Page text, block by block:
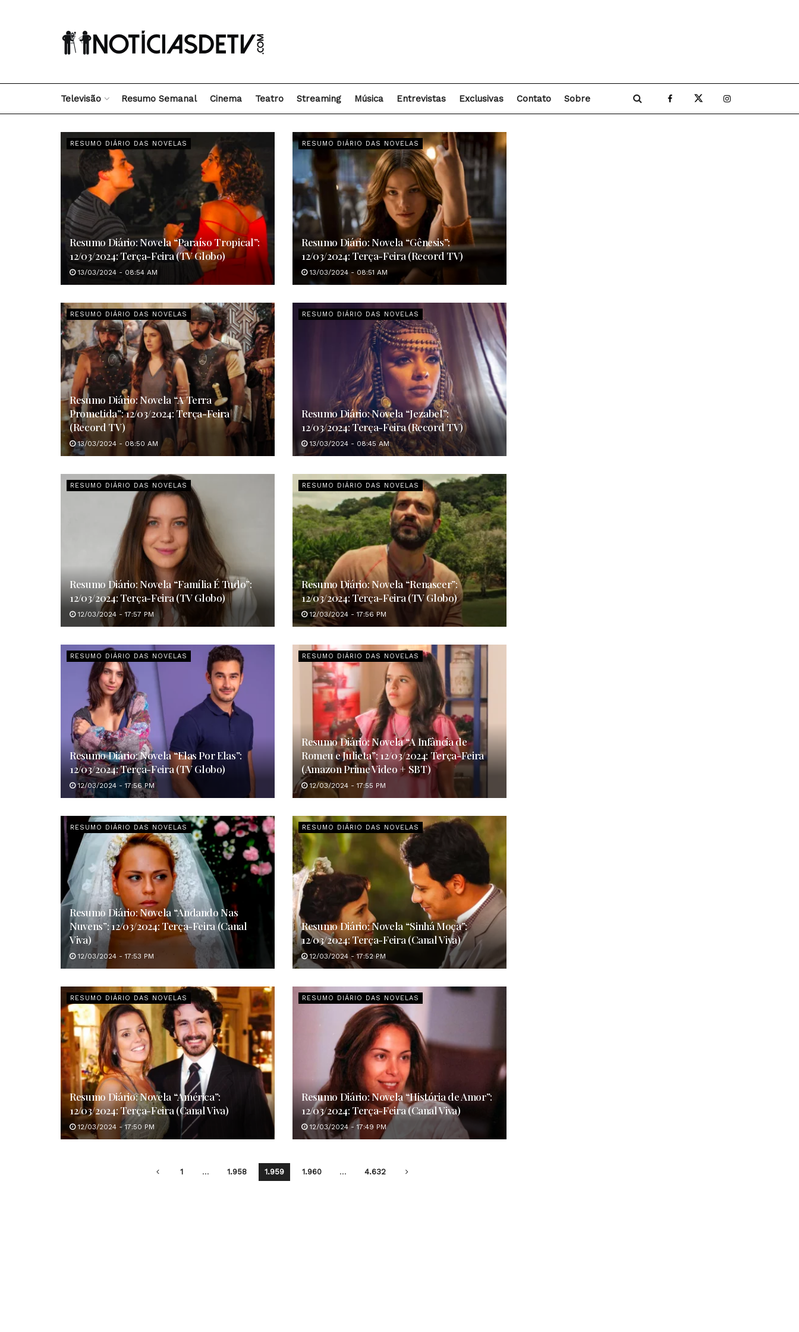
Televisão Resumo Semanal Cinema Teatro Streaming Música Entrevistas Exclusivas Contato Sobre
RESUMO DIÁRIO DAS NOVELAS
Resumo Diário: Novela “Paraíso Tropical”:
12/03/2024: Terça-Feira (TV Globo)
13/03/2024 - 08:54 AM
RESUMO DIÁRIO DAS NOVELAS
Resumo Diário: Novela “Gênesis”:
12/03/2024: Terça-Feira (Record TV)
13/03/2024 - 08:51 AM
RESUMO DIÁRIO DAS NOVELAS
Resumo Diário: Novela “A Terra
Prometida”: 12/03/2024: Terça-Feira
(Record TV)
13/03/2024 - 08:50 AM
RESUMO DIÁRIO DAS NOVELAS
Resumo Diário: Novela “Jezabel”:
12/03/2024: Terça-Feira (Record TV)
13/03/2024 - 08:45 AM
RESUMO DIÁRIO DAS NOVELAS
Resumo Diário: Novela “Família É Tudo”:
12/03/2024: Terça-Feira (TV Globo)
12/03/2024 - 17:57 PM
RESUMO DIÁRIO DAS NOVELAS
Resumo Diário: Novela “Renascer”:
12/03/2024: Terça-Feira (TV Globo)
12/03/2024 - 17:56 PM
RESUMO DIÁRIO DAS NOVELAS
Resumo Diário: Novela “Elas Por Elas”:
12/03/2024: Terça-Feira (TV Globo)
12/03/2024 - 17:56 PM
RESUMO DIÁRIO DAS NOVELAS
Resumo Diário: Novela “A Infância de
Romeu e Julieta”: 12/03/2024: Terça-Feira
(Amazon Prime Video + SBT)
12/03/2024 - 17:55 PM
RESUMO DIÁRIO DAS NOVELAS
Resumo Diário: Novela “Andando Nas
Nuvens”: 12/03/2024: Terça-Feira (Canal
Viva)
12/03/2024 - 17:53 PM
RESUMO DIÁRIO DAS NOVELAS
Resumo Diário: Novela “Sinhá Moça”:
12/03/2024: Terça-Feira (Canal Viva)
12/03/2024 - 17:52 PM
RESUMO DIÁRIO DAS NOVELAS
Resumo Diário: Novela “América”:
12/03/2024: Terça-Feira (Canal Viva)
12/03/2024 - 17:50 PM
RESUMO DIÁRIO DAS NOVELAS
Resumo Diário: Novela “História de Amor”:
12/03/2024: Terça-Feira (Canal Viva)
12/03/2024 - 17:49 PM
1 … 1.958 1.959 1.960 … 4.632